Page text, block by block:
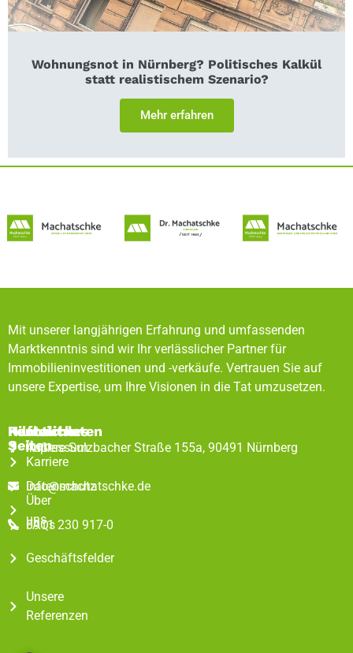
Wohnungsnot in Nürnberg? Politisches Kalkül
statt realistischem Szenario?
Mehr erfahren
Mit unserer langjährigen Erfahrung und umfassenden
Marktkenntnis sind wir Ihr verlässlicher Partner für
Immobilieninvestitionen und -verkäufe. Vertrauen Sie auf
unsere Expertise, um Ihre Visionen in die Tat umzusetzen.
Rechtliches
Impressum
Datenschutz
FAQs
Hilfreiche
Seiten
Karriere
Über
uns
Geschäftsfelder
Unsere
Referenzen
Kontaktdaten
Äußere Sulzbacher Straße 155a, 90491 Nürnberg
info@machatschke.de
0911 230 917-0